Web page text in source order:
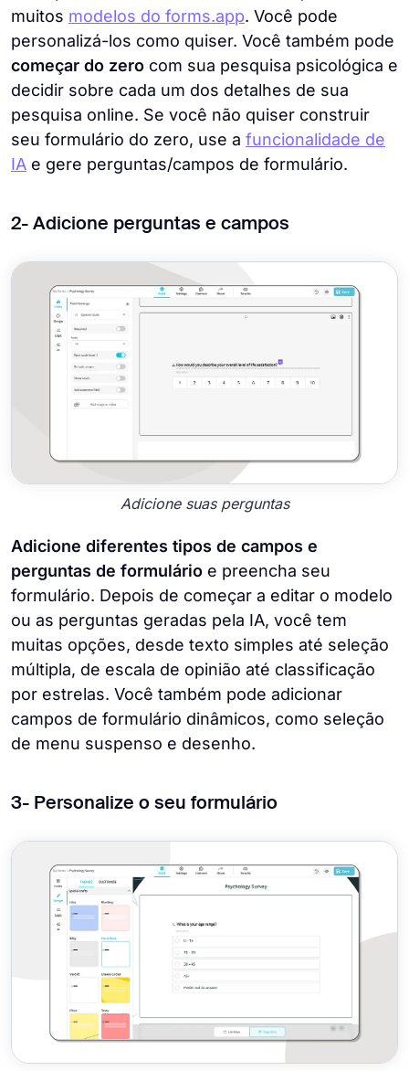
muitos modelos do forms.app. Você pode
personalizá-los como quiser. Você também pode
começar do zero com sua pesquisa psicológica e
decidir sobre cada um dos detalhes de sua
pesquisa online. Se você não quiser construir
seu formulário do zero, use a funcionalidade de
IA e gere perguntas/campos de formulário.
2- Adicione perguntas e campos
Adicione suas perguntas
Adicione diferentes tipos de campos e
perguntas de formulário e preencha seu
formulário. Depois de começar a editar o modelo
ou as perguntas geradas pela IA, você tem
muitas opções, desde texto simples até seleção
múltipla, de escala de opinião até classificação
por estrelas. Você também pode adicionar
campos de formulário dinâmicos, como seleção
de menu suspenso e desenho.
3- Personalize o seu formulário